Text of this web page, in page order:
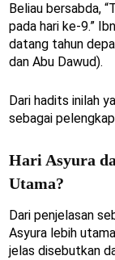
Beliau bersabda,
pada hari ke-9.”
datang tahun
dan Abu Dawud).
Dari hadits inilah
sebagai
Hari Asyura
Utama?
Dari penjelasan
Asyura lebih
jelas disebutkan